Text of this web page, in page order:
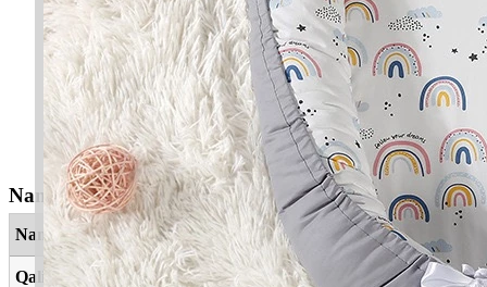
Nama Yang Berkaitan
Nama Maksud
Qalisya Murni